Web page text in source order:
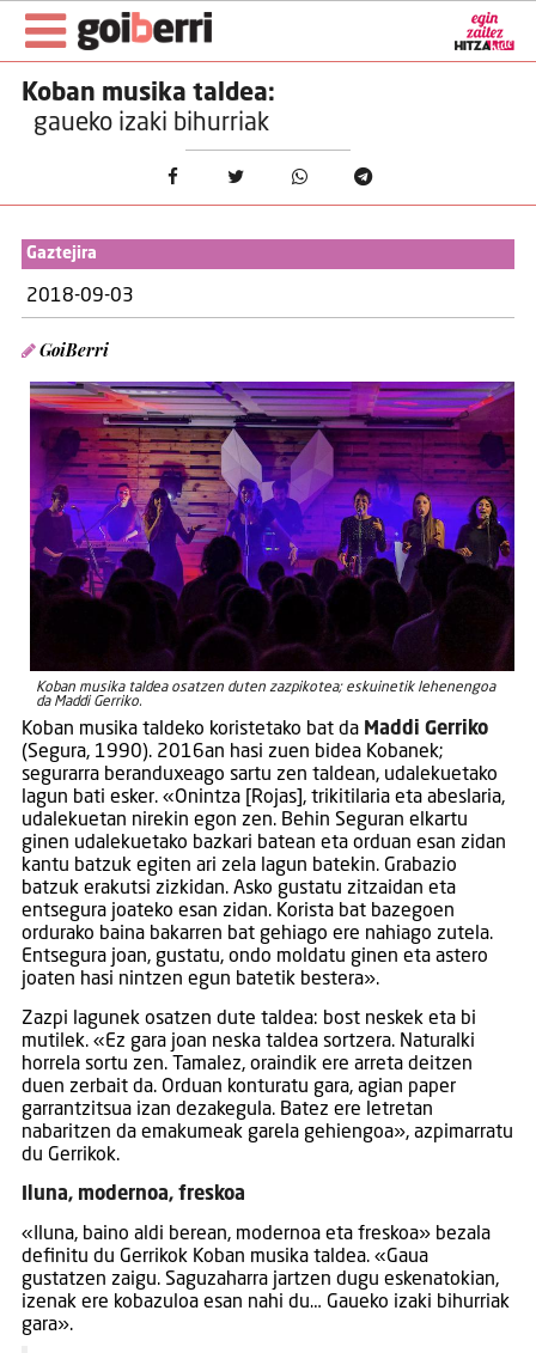
Koban musika taldea:
gaueko izaki bihurriak
Gaztejira
2018-09-03
GoiBerri
Koban musika taldea osatzen duten zazpikotea; eskuinetik lehenengoa
da Maddi Gerriko.
Koban musika taldeko koristetako bat da Maddi Gerriko
(Segura, 1990). 2016an hasi zuen bidea Kobanek;
segurarra beranduxeago sartu zen taldean, udalekuetako
lagun bati esker. «Onintza [Rojas], trikitilaria eta abeslaria,
udalekuetan nirekin egon zen. Behin Seguran elkartu
ginen udalekuetako bazkari batean eta orduan esan zidan
kantu batzuk egiten ari zela lagun batekin. Grabazio
batzuk erakutsi zizkidan. Asko gustatu zitzaidan eta
entsegura joateko esan zidan. Korista bat bazegoen
ordurako baina bakarren bat gehiago ere nahiago zutela.
Entsegura joan, gustatu, ondo moldatu ginen eta astero
joaten hasi nintzen egun batetik bestera».
Zazpi lagunek osatzen dute taldea: bost neskek eta bi
mutilek. «Ez gara joan neska taldea sortzera. Naturalki
horrela sortu zen. Tamalez, oraindik ere arreta deitzen
duen zerbait da. Orduan konturatu gara, agian paper
garrantzitsua izan dezakegula. Batez ere letretan
nabaritzen da emakumeak garela gehiengoa», azpimarratu
du Gerrikok.
Iluna, modernoa, freskoa
«Iluna, baino aldi berean, modernoa eta freskoa» bezala
definitu du Gerrikok Koban musika taldea. «Gaua
gustatzen zaigu. Saguzaharra jartzen dugu eskenatokian,
izenak ere kobazuloa esan nahi du… Gaueko izaki bihurriak
gara».